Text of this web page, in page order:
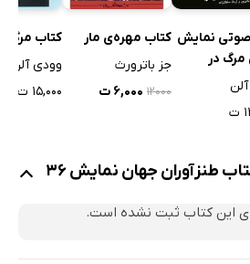
نمایش
در
کتاب مهره‌ی مار
جز باترورث
۱۲۰۰۰ ۶,۰۰۰ ت
کتاب مرگ
وودی آلن
۱۵,۰۰۰ ت
طنزآوران جهان نمایش 36
این کتاب ثبت نشده است.